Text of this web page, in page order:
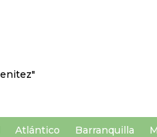
Atlántico Barranquilla